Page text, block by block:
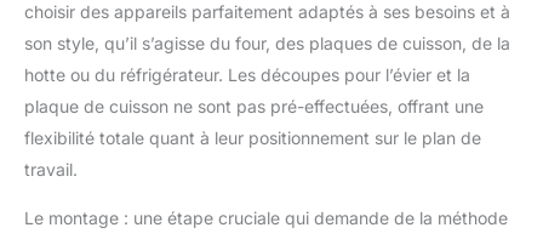
choisir des appareils parfaitement adaptés à ses besoins et à
son style, qu’il s’agisse du four, des plaques de cuisson, de la
hotte ou du réfrigérateur. Les découpes pour l’évier et la
plaque de cuisson ne sont pas pré-effectuées, offrant une
flexibilité totale quant à leur positionnement sur le plan de
travail.
Le montage : une étape cruciale qui demande de la méthode